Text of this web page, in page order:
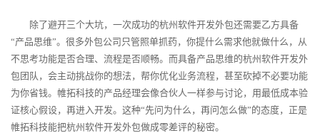
除了避开三个大坑，一次成功的杭州软件开发外包还需要乙方具备
“产品思维”。很多外包公司只管照单抓药，你提什么需求他就做什么，从
不思考功能是否合理、流程是否顺畅。而具备产品思维的杭州软件开发外
包团队，会主动挑战你的想法，帮你优化业务流程，甚至砍掉不必要功能
为你省钱。帷拓科技的产品经理会像合伙人一样参与讨论，用最低成本验
证核心假设，再进入开发。这种“先问为什么，再问怎么做”的态度，正是
帷拓科技能把杭州软件开发外包做成零差评的秘密。